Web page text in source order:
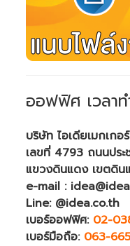
ออฟฟิศ เวลาท
บริษัท ไอเดียเมกเกอ
เลขที่ 4793 ถนนประ
แขวงดินแดง เขตดิ
e-mail :
Line: @idea.co.th
เบอร์ออฟฟิศ: 02-
เบอร์มือถือ: 063-